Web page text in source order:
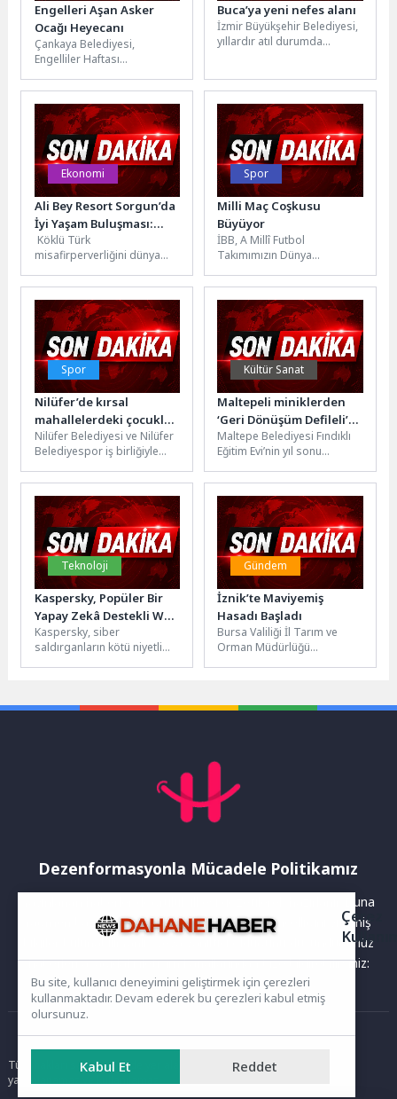
Engelleri Aşan Asker
Ocağı Heyecanı
Çankaya Belediyesi,
Engelliler Haftası
etkinlik düzenledi. Aşık
Veysel Engelsiz Yaşam
Merkezi üyeleri...
Buca’ya yeni nefes alanı
İzmir Büyükşehir Belediyesi,
yıllardır atıl durumda
Ekonomi
Ali Bey Resort Sorgun’da
İyi Yaşam Buluşması:
Tenis Kortunda Akşam
Yemeği, Sound Healing
ve Longevity
Köklü Türk
misafirperverliğini dünya
olanakları ve ayrıcalıklı tatil
deneyimleriyle buluşturan Ali
Bey Hotels...
Spor
Milli Maç Coşkusu
Büyüyor
İBB, A Millî Futbol
Takımımızın Dünya
kent meydanlarına taşımaya
devam ediyor. İlk maçta...
Spor
Nilüfer’de kırsal
mahallelerdeki çocuklar
yüzme öğreniyor
Nilüfer Belediyesi ve Nilüfer
Belediyespor iş birliğiyle
Çocukları Sporla Büyüyor”
sloganıyla hayata...
Kültür Sanat
Maltepeli miniklerden
‘Geri Dönüşüm Defileli’
yıl sonu kutlaması
Maltepe Belediyesi Fındıklı
Eğitim Evi’nin yıl sonu
Dönüşüm Defilesi”
düzenlendi. Öğrenciler, atık...
Teknoloji
Kaspersky, Popüler Bir
Yapay Zekâ Destekli Web
Geliştirme Platformunu
Hedef Alan Yeni Bir
Kurumsal Kimlik Avı
Kaspersky, siber
saldırganların kötü niyetli
Gündem
İznik’te Maviyemiş
Hasadı Başladı
Bursa Valiliği İl Tarım ve
Orman Müdürlüğü
Kontrolü Projesi”...
Dezenformasyonla Mücadele Politikamız
Yayınlanan haberler doğruluk ilkesi gözetilerek hazırlanır. Buna
rağmen bazı içeriklerde eksik, hatalı veya güncelliğini yitirmiş
bilgiler bulunabilir.Yanlış veya yanıltıcı olduğunu düşündüğünüz
haberleri aşağıdaki iletişim kanallarından bize bildirebilirsiniz:
Ana Sayfa
Tüm hakları saklıdır. Sitede yer alan içerikler izinsiz kopyalanamaz,
yayımlanamaz ve kullanılamaz.
Çerez
Bu site, kullanıcı deneyimini geliştirmek için çerezleri
kullanmaktadır. Devam ederek bu çerezleri kabul etmiş
olursunuz.
Kabul Et Reddet